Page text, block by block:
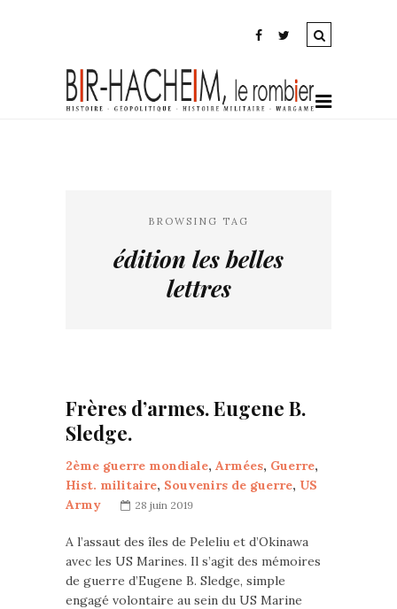
BROWSING TAG
édition les belles
lettres
Frères d’armes. Eugene B.
Sledge.
2ème guerre mondiale, Armées, Guerre,
Hist. militaire, Souvenirs de guerre, US
Army
28 juin 2019
A l’assaut des îles de Peleliu et d’Okinawa
avec les US Marines. Il s’agit des mémoires
de guerre d’Eugene B. Sledge, simple
engagé volontaire au sein du US Marine